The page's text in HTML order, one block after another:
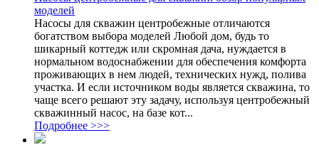
моделей
Насосы для скважин центробежные отличаются
богатством выбора моделей Любой дом, будь то
шикарный коттедж или скромная дача, нуждается в
нормальном водоснабжении для обеспечения комфорта
проживающих в нем людей, технических нужд, полива
участка. И если источником воды является скважина, то
чаще всего решают эту задачу, используя центробежный
скважинный насос, на базе кот...
Подробнее >>>